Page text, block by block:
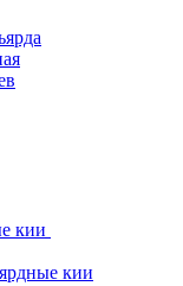
кии
кии